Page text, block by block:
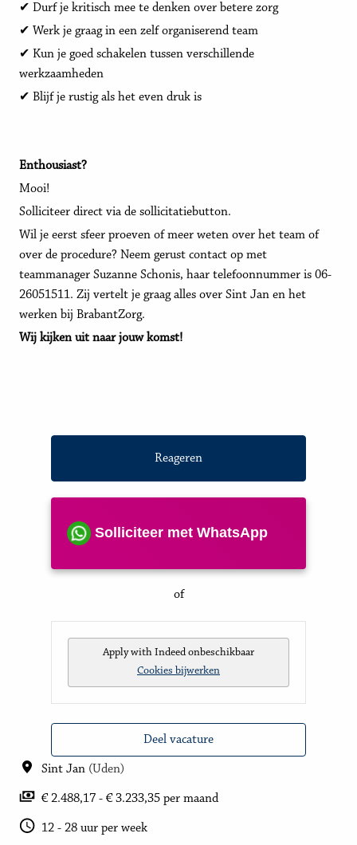
✔ Durf je kritisch mee te denken over betere zorg
✔ Werk je graag in een zelf organiserend team
✔ Kun je goed schakelen tussen verschillende
werkzaamheden
✔ Blijf je rustig als het even druk is
Enthousiast?
Mooi!
Solliciteer direct via de sollicitatiebutton.
Wil je eerst sfeer proeven of meer weten over het team of
over de procedure? Neem gerust contact op met
teammanager Suzanne Schonis, haar telefoonnummer is 06-
26051511. Zij vertelt je graag alles over Sint Jan en het
werken bij BrabantZorg.
Wij kijken uit naar jouw komst!
Reageren
Solliciteer met WhatsApp
of
Apply with Indeed onbeschikbaar
Cookies bijwerken
Deel vacature
Sint Jan (Uden)
€ 2.488,17 - € 3.233,35 per maand
12 - 28 uur per week